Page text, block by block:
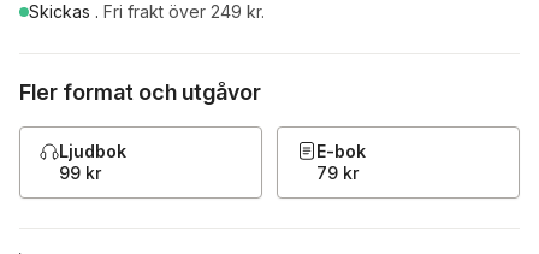
Skickas . Fri frakt över 249 kr.
Fler format och utgåvor
Ljudbok
99 kr
E-bok
79 kr